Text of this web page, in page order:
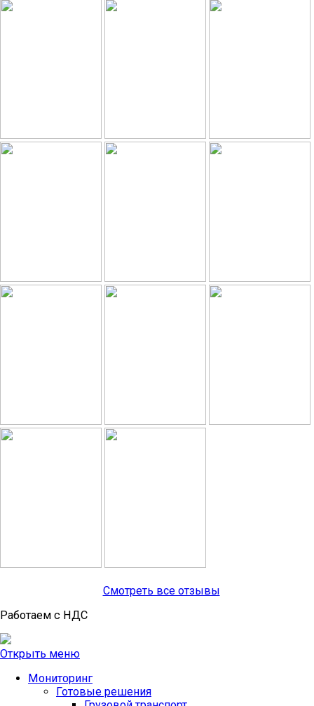
Смотреть все отзывы
Работаем с НДС
Открыть меню
Мониторинг
Готовые решения